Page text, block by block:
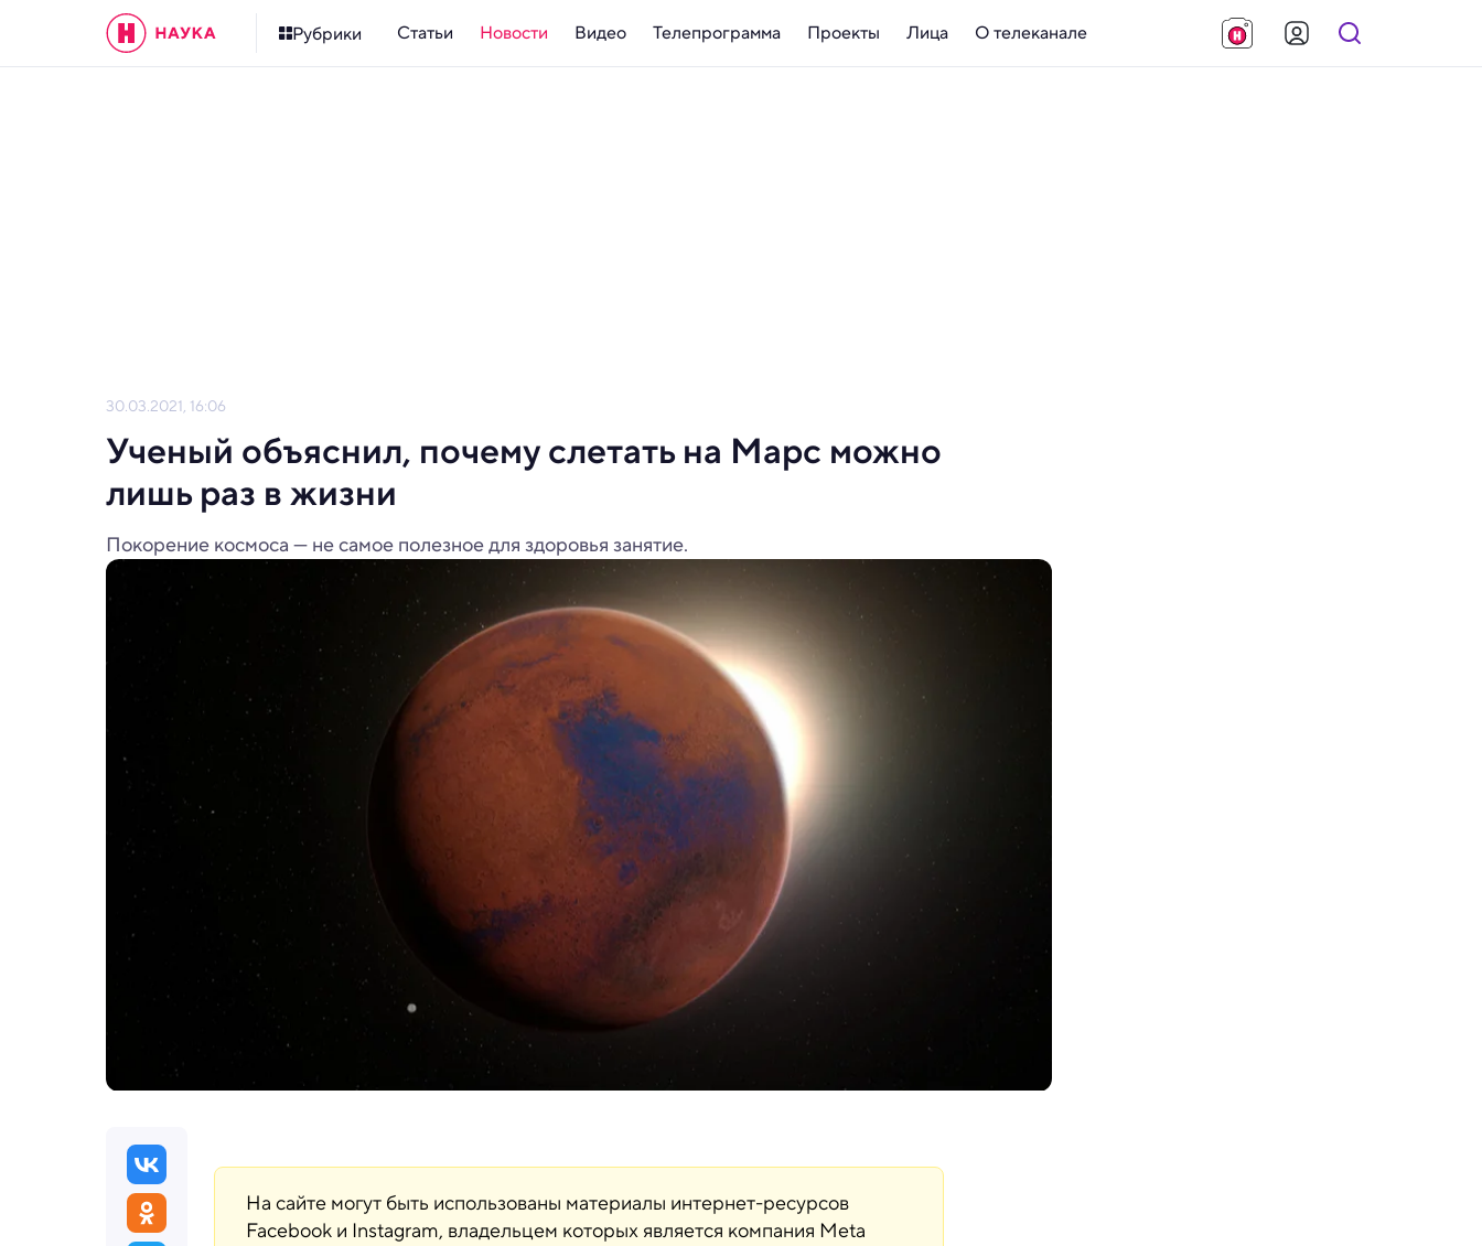
Рубрики Статьи Новости Видео Телепрограмма Проекты Лица О телеканале
30.03.2021, 16:06
Ученый объяснил, почему слетать на Марс можно
лишь раз в жизни
Покорение космоса — не самое полезное для здоровья занятие.
На сайте могут быть использованы материалы интернет-ресурсов
Facebook и Instagram, владельцем которых является компания Meta